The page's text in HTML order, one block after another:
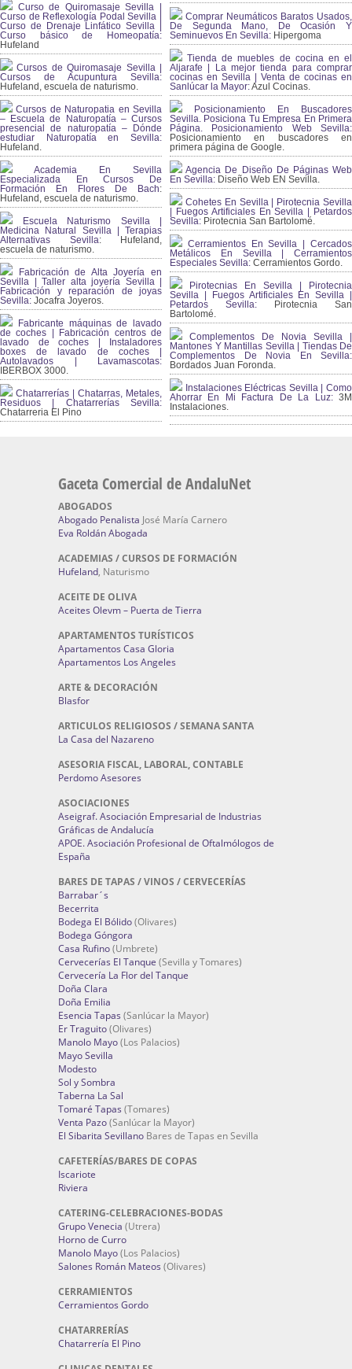
Curso de Quiromasaje Sevilla |
Curso de Reflexología Podal Sevilla |
Curso de Drenaje Linfático Sevilla |
Curso básico de Homeopatía:
Hufeland
Cursos de Quiromasaje Sevilla |
Cursos de Acupuntura Sevilla:
Hufeland, escuela de naturismo.
Cursos de Naturopatia en Sevilla
– Escuela de Naturopatía – Cursos
presencial de naturopatía – Dónde
estudiar Naturopatía en Sevilla:
Hufeland.
Academia En Sevilla
Especializada En Cursos De
Formación En Flores De Bach:
Hufeland, escuela de naturismo.
Escuela Naturismo Sevilla |
Medicina Natural Sevilla | Terapias
Alternativas Sevilla: Hufeland,
escuela de naturismo.
Fabricación de Alta Joyería en
Sevilla | Taller alta joyería Sevilla |
Fabricación y reparación de joyas
Sevilla: Jocafra Joyeros.
Fabricante máquinas de lavado
de coches | Fabricación centros de
lavado de coches | Instaladores
boxes de lavado de coches |
Autolavados | Lavamascotas:
IBERBOX 3000.
Chatarrerías | Chatarras, Metales,
Residuos | Chatarrerías Sevilla:
Chatarreria El Pino
Comprar Neumáticos Baratos Usados,
De Segunda Mano, De Ocasión Y
Seminuevos En Sevilla: Hipergoma
Tienda de muebles de cocina en el
Aljarafe | La mejor tienda para comprar
cocinas en Sevilla | Venta de cocinas en
Sanlúcar la Mayor:Azul Cocinas.
Posicionamiento En Buscadores
Sevilla. Posiciona Tu Empresa En Primera
Página. Posicionamiento Web Sevilla:
Posicionamiento en buscadores en
primera página de Google.
Agencia De Diseño De Páginas Web
En Sevilla: Diseño Web EN Sevilla.
Cohetes En Sevilla | Pirotecnia Sevilla
| Fuegos Artificiales En Sevilla | Petardos
Sevilla: Pirotecnia San Bartolomé.
Cerramientos En Sevilla | Cercados
Metálicos En Sevilla | Cerramientos
Especiales Sevilla: Cerramientos Gordo.
Pirotecnias En Sevilla | Pirotecnia
Sevilla | Fuegos Artificiales En Sevilla |
Petardos Sevilla: Pirotecnia San
Bartolomé.
Complementos De Novia Sevilla |
Mantones Y Mantillas Sevilla | Tiendas De
Complementos De Novia En Sevilla:
Bordados Juan Foronda.
Instalaciones Eléctricas Sevilla | Como
Ahorrar En Mi Factura De La Luz:3M
Instalaciones.
Gaceta Comercial de AndaluNet
ABOGADOS
Abogado Penalista José María Carnero
Eva Roldán Abogada
ACADEMIAS / CURSOS DE FORMACIÓN
Hufeland, Naturismo
ACEITE DE OLIVA
Aceites Olevm – Puerta de Tierra
APARTAMENTOS TURÍSTICOS
Apartamentos Casa Gloria
Apartamentos Los Angeles
ARTE & DECORACIÓN
Blasfor
ARTICULOS RELIGIOSOS / SEMANA SANTA
La Casa del Nazareno
ASESORIA FISCAL, LABORAL, CONTABLE
Perdomo Asesores
ASOCIACIONES
Aseigraf. Asociación Empresarial de Industrias
Gráficas de Andalucía
APOE. Asociación Profesional de Oftalmólogos de
España
BARES DE TAPAS / VINOS / CERVECERÍAS
Barrabar´s
Becerrita
Bodega El Bólido(Olivares)
Bodega Góngora
Casa Rufino(Umbrete)
Cervecerías El Tanque (Sevilla y Tomares)
Cervecería La Flor del Tanque
Doña Clara
Doña Emilia
Esencia Tapas (Sanlúcar la Mayor)
Er Traguito(Olivares)
Manolo Mayo(Los Palacios)
Mayo Sevilla
Modesto
Sol y Sombra
Taberna La Sal
Tomaré Tapas (Tomares)
Venta Pazo(Sanlúcar la Mayor)
El Sibarita Sevillano Bares de Tapas en Sevilla
CAFETERÍAS/BARES DE COPAS
Iscariote
Riviera
CATERING-CELEBRACIONES-BODAS
Grupo Venecia (Utrera)
Horno de Curro
Manolo Mayo(Los Palacios)
Salones Román Mateos (Olivares)
CERRAMIENTOS
Cerramientos Gordo
CHATARRERÍAS
Chatarrería El Pino